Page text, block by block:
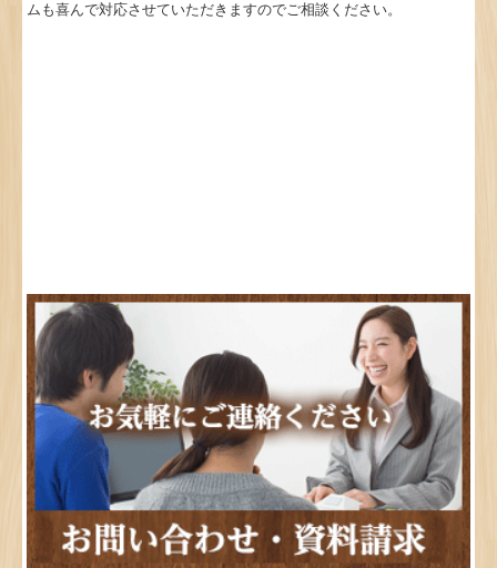
ムも喜んで対応させていただきますのでご相談ください。